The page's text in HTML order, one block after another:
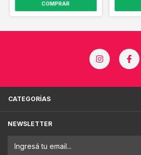
COMPRAR
CATEGORÍAS
NEWSLETTER